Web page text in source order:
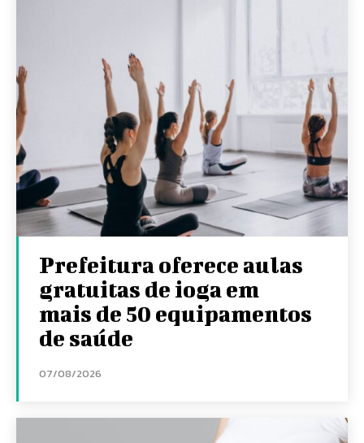
Prefeitura oferece aulas
gratuitas de ioga em
mais de 50 equipamentos
de saúde
07/08/2026